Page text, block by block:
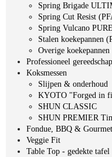
Spring Brigade
Spring Cut Resist
Spring Vulcano
Stalen koekepannen
Overige koekepannen
Professioneel gereedschap
Koksmessen
Slijpen & onderhoud
KYOTO "Forged in
SHUN CLASSIC
SHUN PREMIER
Fondue, BBQ & Gourmet
Veggie Fit
Table Top - gedekte tafel